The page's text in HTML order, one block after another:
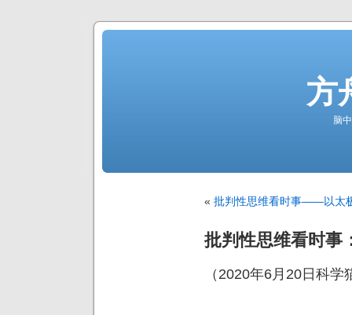
方
脑
« 批判性思维看时事——以太
批判性思维看时事
（2020年6月20日科